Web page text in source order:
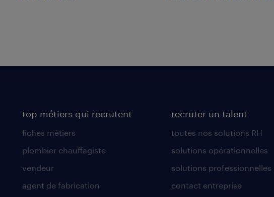
top métiers qui recrutent
fiches métiers
plombier chauffagiste
vendeur
agent de fabrication
recruter un talent
toutes nos solutions RH
solutions opérationnelles
solutions professionnelles
contact entreprise